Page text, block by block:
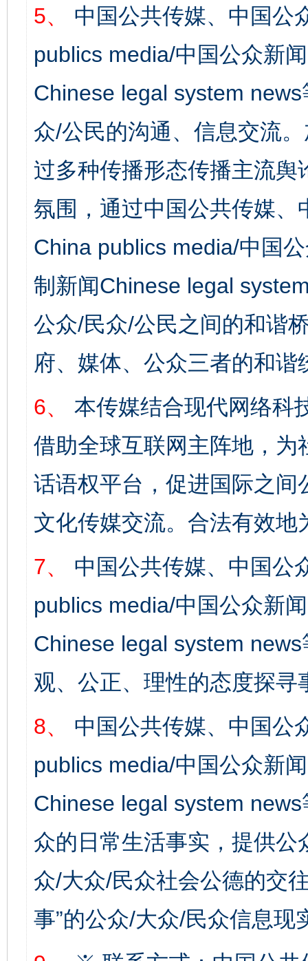
5、
中国公共传媒、中国公
publics media/中国公众新
Chinese legal system
众/公民的沟通、信息交流
过多种传播形态传播主流
氛围，通过中国公共传媒
China publics media/中国
制新闻Chinese legal
公众/民众/公民之间的和谐
府、媒体、公众三者的和谐
6、
本传媒结合现代网络科
借助全球互联网主阵地，
话语权平台，促进国际之
文化传媒交流。合法有效地
7、
中国公共传媒、中国公
publics media/中国公众新
Chinese legal system
观、公正、理性的态度探寻
8、
中国公共传媒、中国公
publics media/中国公众新
Chinese legal system
众的日常生活事实，提供
众/大众/民众社会公德的交
事”的公众/大众/民众信息现